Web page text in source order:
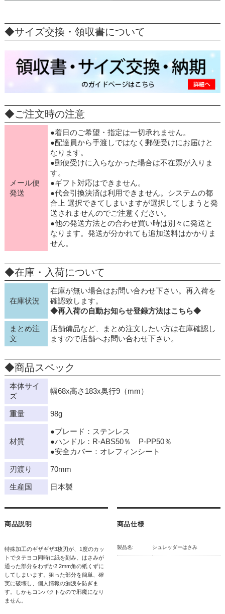
◆サイズ交換・領収書について
◆ご注文時の注意
メール便
発送
●着日のご希望・指定は一切承れません。
●配達員から手渡しではなく郵便受けにお届けと
なります。
●郵便受けに入らなかった場合は不在票が入りま
す。
●ギフト対応はできません。
●代金引換決済は利用できません。システムの都
合上 選択できてしまいますが選択してしまうと発
送されませんのでご注意ください。
●他の発送方法との合わせ買い時は別々に発送と
なります。発送が分かれても追加送料はかかりま
せん。
◆在庫・入荷について
在庫状況
在庫が無い場合はお問い合わせ下さい。再入荷を
確認致します。
◆再入荷の自動お知らせ登録方法はこちら◆
まとめ注
文
店舗備品など、まとめ注文したい方は在庫確認し
ますので店舗へお問い合わせ下さい。
◆商品スペック
本体サイ
ズ
幅68x高さ183x奥行9（mm）
重量 98g
材質
●ブレード：ステンレス
●ハンドル：R-ABS50％ P-PP50％
●安全カバー：オレフィンシート
刃渡り 70mm
生産国 日本製
商品説明
特殊加工のギザギザ3枚刃が、1度のカッ
トでタテヨコ同時に紙を刻み、はさみが
通った部分をわずか2.2mm角の紙くずに
してしまいます。狙った部分を簡単、確
実に破壊し、個人情報の漏洩を防ぎま
す。しかもコンパクトなので邪魔になり
ません。
商品仕様
製品名: シュレッダーはさみ